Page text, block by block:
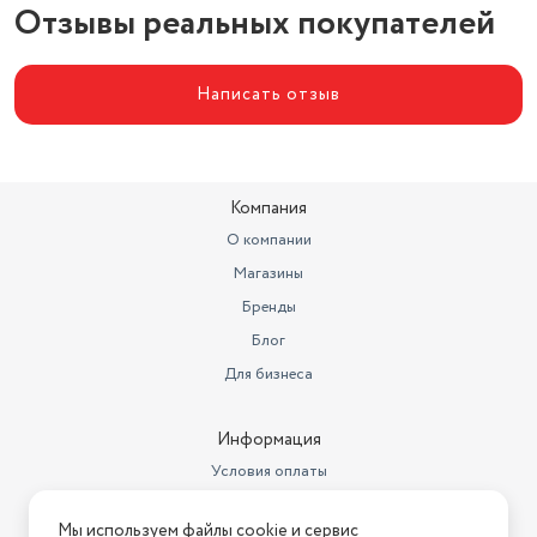
Отзывы реальных покупателей
Написать отзыв
Компания
О компании
Магазины
Бренды
Блог
Для бизнеса
Информация
Условия оплаты
Мы используем файлы cookie и сервис